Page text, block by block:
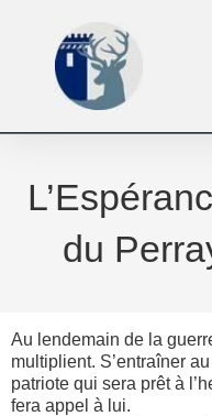
du
Au lendemain de la
multiplient. S’entraîner
patriote qui sera prêt à
fera appel à lui.